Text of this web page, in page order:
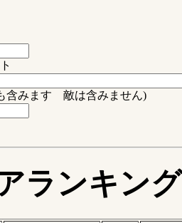
含みます 敵は含みません)
ランキング